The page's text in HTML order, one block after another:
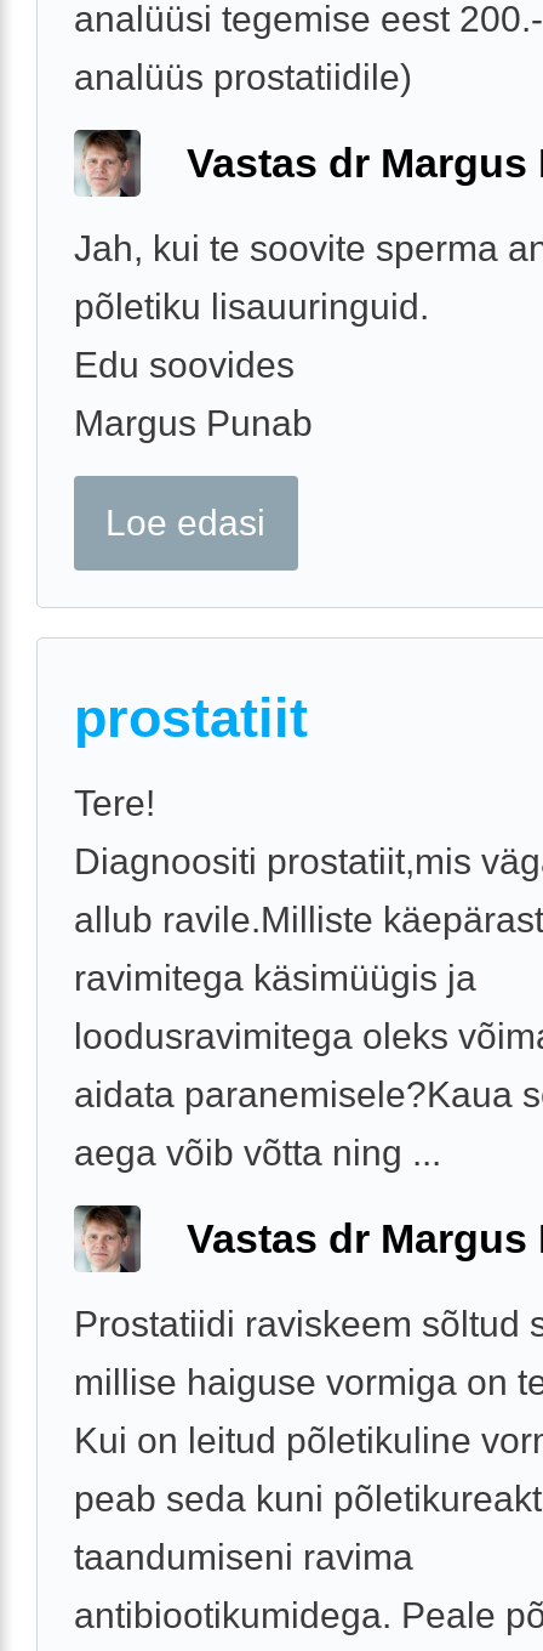
analüüsi tegemise eest
analüüs prostatiidile)
Vastas dr Margus
Jah, kui te soovite sperma
põletiku lisauuringuid.
Edu soovides
Margus Punab
Loe edasi
prostatiit
Tere!
Diagnoositi prostatiit,mis
allub ravile.Milliste
ravimitega käsimüügis ja
loodusravimitega oleks
aidata paranemisele?Kaua
aega võib võtta ning ...
Vastas dr Margus
Prostatiidi raviskeem sõltud
millise haiguse vormiga on
Kui on leitud põletikuline
peab seda kuni
taandumiseni ravima
antibiootikumidega. Peale